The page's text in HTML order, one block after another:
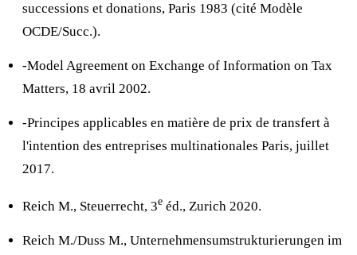
successions et donations, Paris 1983 (cité Modèle
OCDE/Succ.).
-Model Agreement on Exchange of Information on Tax
Matters, 18 avril 2002.
-Principes applicables en matière de prix de transfert à
l'intention des entreprises multinationales Paris, juillet
2017.
Reich M., Steuerrecht, 3e éd., Zurich 2020.
Reich M./Duss M., Unternehmensumstrukturierungen im